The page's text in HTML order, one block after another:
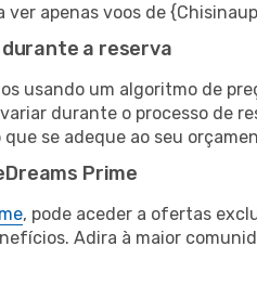
ver apenas voos de
a reserva
usando um algoritmo de
durante o processo de
se adeque ao seu
Prime
, pode aceder a ofertas
Adira à maior